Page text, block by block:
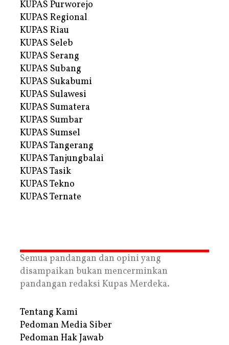
KUPAS Purworejo
KUPAS Regional
KUPAS Riau
KUPAS Seleb
KUPAS Serang
KUPAS Subang
KUPAS Sukabumi
KUPAS Sulawesi
KUPAS Sumatera
KUPAS Sumbar
KUPAS Sumsel
KUPAS Tangerang
KUPAS Tanjungbalai
KUPAS Tasik
KUPAS Tekno
KUPAS Ternate
Semua pandangan dan opini yang
disampaikan bukan mencerminkan
pandangan redaksi Kupas Merdeka.
Tentang Kami
Pedoman Media Siber
Pedoman Hak Jawab